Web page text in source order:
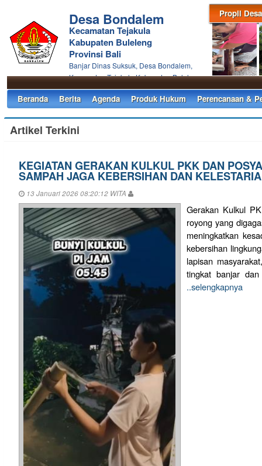
Propil Desa
Desa Bondalem
Kecamatan Tejakula
Kabupaten Buleleng
Provinsi Bali
Banjar Dinas Suksuk, Desa Bondalem,
Kecamatan Tejakula Kabupaten Buleleng
Beranda Berita Agenda Produk Hukum Perencanaan &
Artikel Terkini
KEGIATAN GERAKAN KULKUL PKK DAN
SAMPAH JAGA KEBERSIHAN DAN
13 Januari 2026 08:20:12 WITA
Gerakan Kulkul
royong yang
meningkatkan
kebersihan
lapisan
tingkat banjar
..selengkapnya